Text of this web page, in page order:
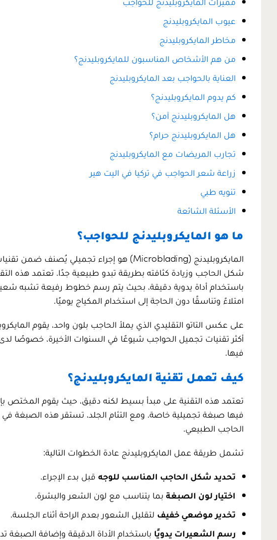
عيوب المايكروبليدنج
مخاطر المايكروبليدنج
من هم الأشخاص المناسبون للمايكروبليدنج؟
العناية بالحواجب بعد المايكروبليدنج
كم يدوم المايكروبليدنج؟
هل المايكروبليدنج آمن؟
هل المايكروبليدنج حرام؟
تجارب المريضات مع المايكروبليدنج
زراعة شعر الحواجب في تركيا في اليت هير
تنويه طبي
الأسئلة الشائعة
ما هو المايكروبليدنج للحواجب؟
المايكروبليدنج (Microblading) هو إجراء تجميلي يُصنف ضمن تقنيات
شكل الحاجب وزيادة كثافته بطريقة تبدو طبيعية جدًا. تعتمد هذه
باستخدام أداة يدوية دقيقة، بحيث يتم رسم خطوط رفيعة تشبه
امتلاءً وتناسقًا دون الحاجة إلى استخدام المكياج يوميًا.
على عكس التاتو التقليدي الذي يملأ الحاجب بلون واحد، يقوم
أكثر تقنيات تجميل الحواجب شيوعًا في السنوات الأخيرة، خصوصًا
فيها.
كيف تعمل تقنية المايكروبليدنج؟
تعتمد هذه التقنية على مبدأ بسيط لكنه دقيق، حيث يقوم
فيها صبغة تجميلية خاصة. ومع التئام الجلد، تستقر هذه
الحاجب الطبيعي.
تشمل طريقة عمل المايكروبليدنج عادة الخطوات التالية:
تحديد شكل الحاجب المناسب للوجهقبل بدء الإجراء.
اختيار لون الصبغةبما يتناسب مع لون الشعر والبشرة.
تخدير موضعي خفيف لتقليل الشعور بعدم الراحة أثناء الجلسة.
رسم الشعيرات يدويًا باستخدام الأداة الدقيقة وإضافة الصبغة